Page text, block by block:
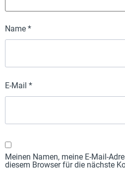
Name *
E-Mail *
Meinen Namen, meine E-Mail-
diesem Browser für die nächste